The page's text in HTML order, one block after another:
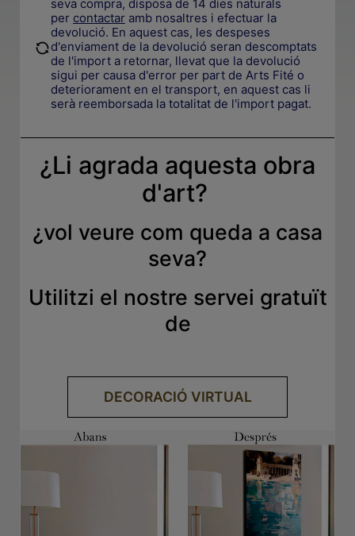
seva compra, disposa de 14 dies naturals
per contactar amb nosaltres i efectuar la
devolució. En aquest cas, les despeses
d'enviament de la devolució seran descomptats
de l'import a retornar, llevat que la devolució
sigui per causa d'error per part de Arts Fité o
deteriorament en el transport, en aquest cas li
serà reemborsada la totalitat de l'import pagat.
¿Li agrada aquesta obra
d'art?
¿vol veure com queda a casa
seva?
Utilitzi el nostre servei gratuït
de
DECORACIÓ VIRTUAL